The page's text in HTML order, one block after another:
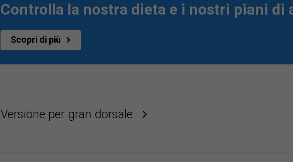
Controlla la nostra dieta e i nostri piani di
Scopri di più
Versione per gran dorsale